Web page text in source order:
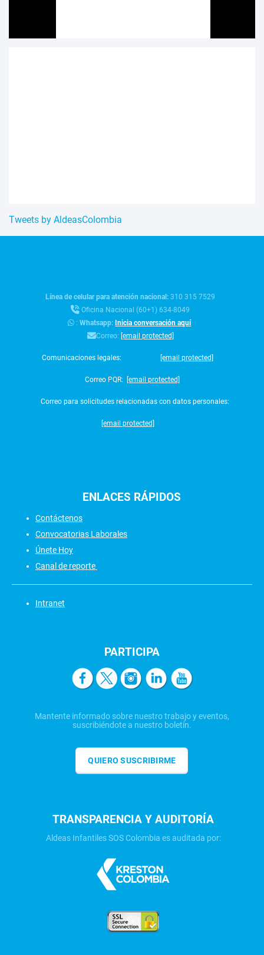
Tweets by AldeasColombia
Línea de celular para atención nacional:310 315 7529
Oficina Nacional (60+1) 634-8049
:Whatsapp: Inicia conversación aquí
Correo: [email protected]
Comunicaciones legales: [email protected]
Correo PQR: [email protected]
Correo para solicitudes relacionadas con datos personales:
[email protected]
ENLACES RÁPIDOS
Contáctenos
Convocatorias Laborales
Únete Hoy
Canal de reporte
Intranet
PARTICIPA
Mantente informado sobre nuestro trabajo y eventos,
suscribiéndote a nuestro boletín.
QUIERO SUSCRIBIRME
TRANSPARENCIA Y AUDITORÍA
Aldeas Infantiles SOS Colombia es auditada por: